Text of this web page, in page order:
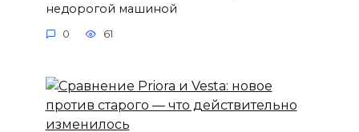
недорогой машиной
0 61